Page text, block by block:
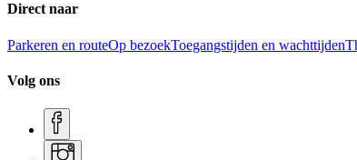
Direct naar
Parkeren en routeOp bezoekToegangstijden en wachttijden
Volg ons